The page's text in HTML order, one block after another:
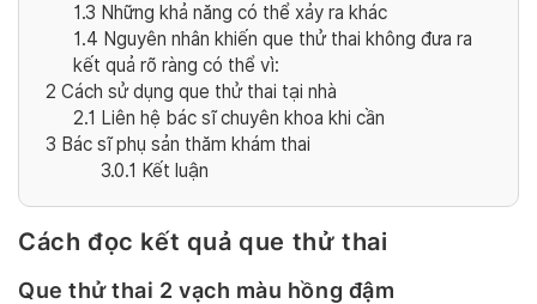
1.3 Những khả năng có thể xảy ra khác
1.4 Nguyên nhân khiến que thử thai không đưa ra
kết quả rõ ràng có thể vì:
2 Cách sử dụng que thử thai tại nhà
2.1 Liên hệ bác sĩ chuyên khoa khi cần
3 Bác sĩ phụ sản thăm khám thai
3.0.1 Kết luận
Cách đọc kết quả que thử thai
Que thử thai 2 vạch màu hồng đậm